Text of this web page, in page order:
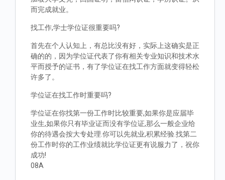
而完成就业。
找工作,学士学位证很重要吗?
首先在个人认知上，有总比没有好，实际上这确实是正
确的的，因为学位证代表了你有相关专业知识和技术水
平而授予的证书，有了学位证在找工作方面就变得轻松
许多了。
学位证在找工作时重要吗?
学位证在你找第一份工作时比较重要,如果你是应届毕
业生,如果你只有毕业证而没有学位证,那么一般企业给
你的待遇会按大专处理.你可以先就业,积累经验.找第二
份工作时你的工作业绩就比学位证更有说服力了，祝你
成功!
08A